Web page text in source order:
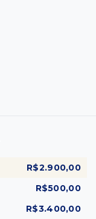
R$2.900,00
R$500,00
R$3.400,00